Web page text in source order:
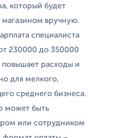
который будет
магазином вручную.
специалиста
230000 до 350000
повышает расходы и
для мелкого,
среднего бизнеса.
может быть
или сотрудником